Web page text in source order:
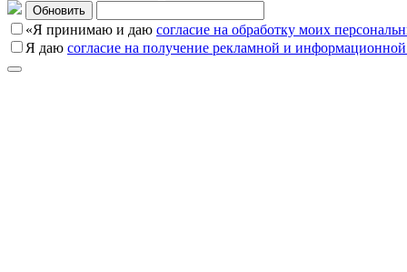
Обновить
«Я принимаю и даю согласие на обработку моих
Я даю согласие на получение рекламной и